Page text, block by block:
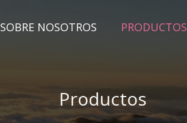
SOBRE NOSOTROS PRODUCTOS
Productos